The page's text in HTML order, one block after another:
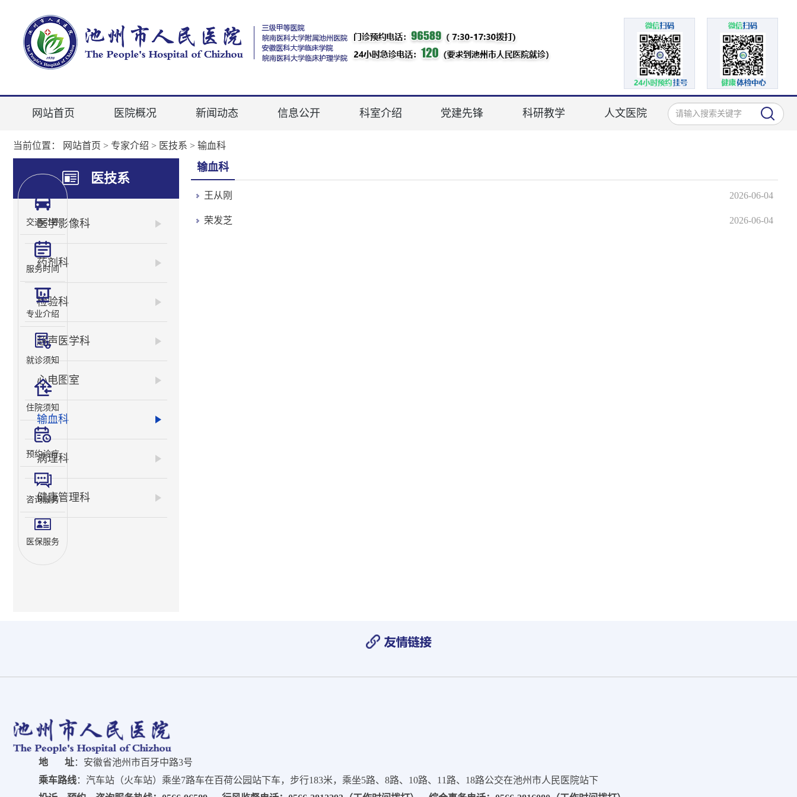
网站首页 医院概况 新闻动态 信息公开 科室介绍 党建先锋 科研教学 人文医院
当前位置： 网站首页 > 专家介绍 > 医技系 > 输血科
医技系
医学影像科
药剂科
检验科
超声医学科
心电图室
输血科
病理科
健康管理科
输血科
2026-06-04
王从刚
2026-06-04
荣发芝
交通引导
服务时间
专业介绍
就诊须知
住院须知
预约诊疗
咨询服务
医保服务
地 址：安徽省池州市百牙中路3号
乘车路线：汽车站（火车站）乘坐7路车在百荷公园站下车，步行183米，乘坐5路、8路、10路、11路、18路公交在池州市人民医院站下